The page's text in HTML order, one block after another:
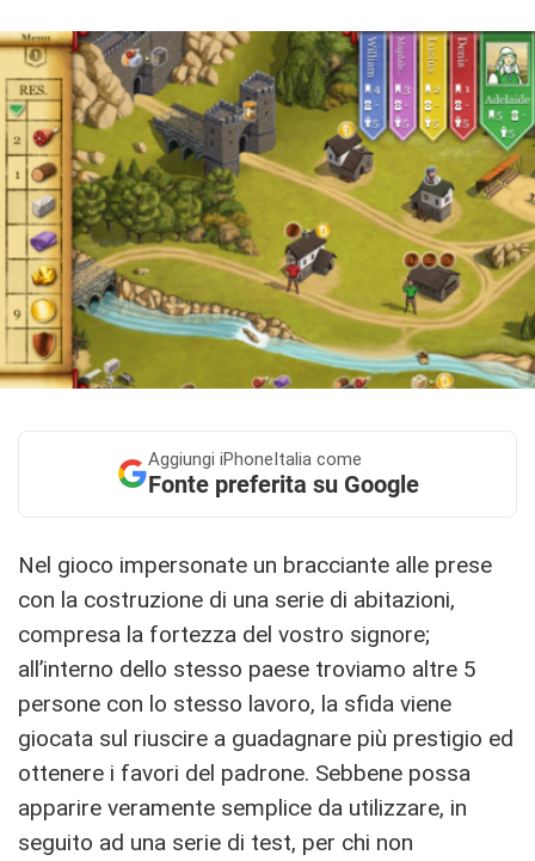
Aggiungi iPhoneItalia come
Fonte preferita su Google
Nel gioco impersonate un bracciante alle prese
con la costruzione di una serie di abitazioni,
compresa la fortezza del vostro signore;
all’interno dello stesso paese troviamo altre 5
persone con lo stesso lavoro, la sfida viene
giocata sul riuscire a guadagnare più prestigio ed
ottenere i favori del padrone. Sebbene possa
apparire veramente semplice da utilizzare, in
seguito ad una serie di test, per chi non